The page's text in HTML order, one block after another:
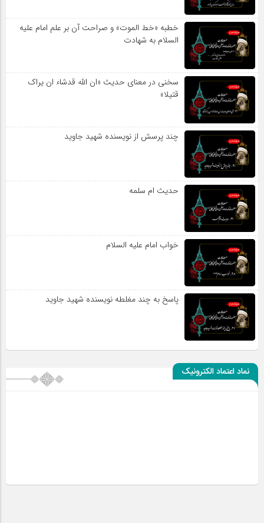
خطبه «خط الموت» و صراحت آن بر علم امام علیه
السلام به شهادت
سخنی در معنای حدیث «ان الله قدشاء ان یراک
قتیلا»
چند پرسش از نویسنده شهید جاوید
حدیث ام سلمه
خواب امام علیه السلام
پاسخ به چند مغلطه نویسنده شهید جاوید
نماد اعتماد الکترونیک